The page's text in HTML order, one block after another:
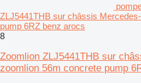
ZLJ5441THB sur châssis
pump 6RZ benz arocs
8
Zoomlion ZLJ5441THB sur
zoomlion 56m concrete pump